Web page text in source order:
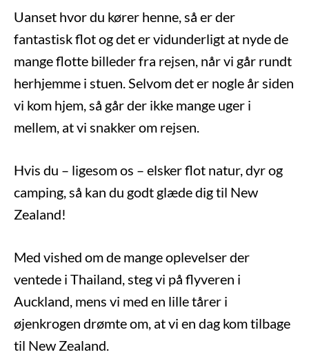
Uanset hvor du kører henne, så er der
fantastisk flot og det er vidunderligt at nyde de
mange flotte billeder fra rejsen, når vi går rundt
herhjemme i stuen. Selvom det er nogle år siden
vi kom hjem, så går der ikke mange uger i
mellem, at vi snakker om rejsen.
Hvis du – ligesom os – elsker flot natur, dyr og
camping, så kan du godt glæde dig til New
Zealand!
Med vished om de mange oplevelser der
ventede i Thailand, steg vi på flyveren i
Auckland, mens vi med en lille tårer i
øjenkrogen drømte om, at vi en dag kom tilbage
til New Zealand.